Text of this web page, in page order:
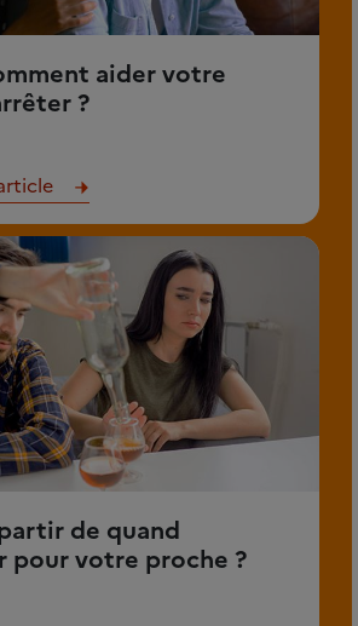
aider votre
?
de quand
pour votre proche ?